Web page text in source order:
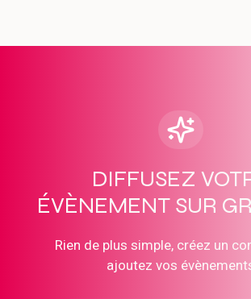
DIFFUSEZ
ÉVÈNEMENT SUR
Rien de plus simple, créez un
ajoutez vos